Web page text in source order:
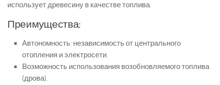
использует древесину в качестве топлива.
Преимущества:
Автономность: независимость от центрального
отопления и электросети.
Возможность использования возобновляемого топлива
(дрова).